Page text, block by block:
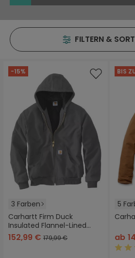
FILTERN &
-15%
3 Farben
Carhartt Firm Duck
Insulated Flannel-Lined
Active Textil Jacke
152,99 € 179,99 €
BIS
5
ab